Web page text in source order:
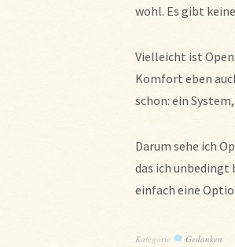
wohl. Es gibt
Vielleicht ist
Komfort eben
schon: ein
Darum sehe ich
das ich unbedingt
einfach eine
Kategorie
Gedanken